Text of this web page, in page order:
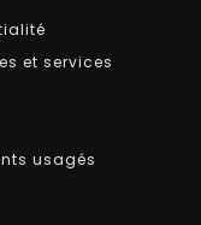
et services
usagés